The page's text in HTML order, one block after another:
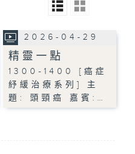
2026-04-29
精靈一點
1300-1400 [癌症
紓緩治療系列] 主
題: 頭頸癌 嘉賓:…